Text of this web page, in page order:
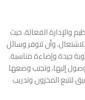
والإدارة الفعالة، حيث
وأن تتوفر وسائل
جيدة وإضاءة مناسبة.
إليها، وتجنب وضعها
لتتبع المخزون وتدريب